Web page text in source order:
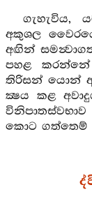
ගැහැවිය,
අකුශල
අඟින්
පහළ
තිරිසන් යොන්
ක්‍ෂය කළ
කොට ගත්තෙම්